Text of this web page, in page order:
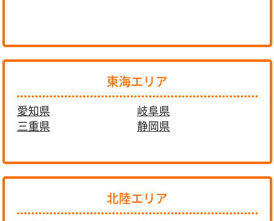
東海エリア
愛知県
岐阜県
三重県
静岡県
北陸エリア